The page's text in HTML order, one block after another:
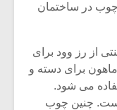
چوب در ساختمان
از رز وود برای
برای دسته و
می شود.
است. چنین چوب